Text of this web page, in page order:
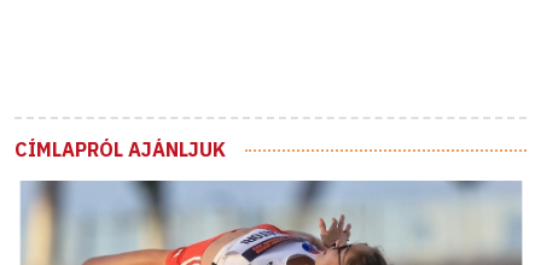
CÍMLAPRÓL AJÁNLJUK